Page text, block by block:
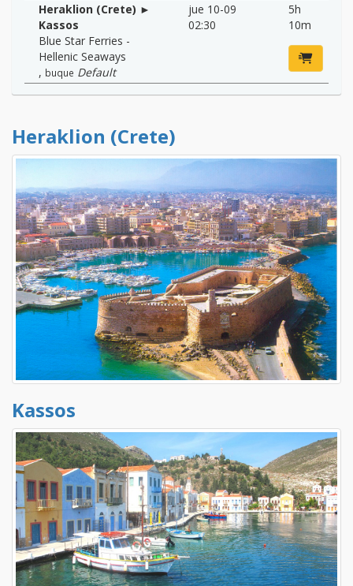
Heraklion (Crete) ►
Kassos
Blue Star Ferries -
Hellenic Seaways
, buque Default
jue 10-09
02:30
5h
10m
Heraklion (Crete)
Kassos